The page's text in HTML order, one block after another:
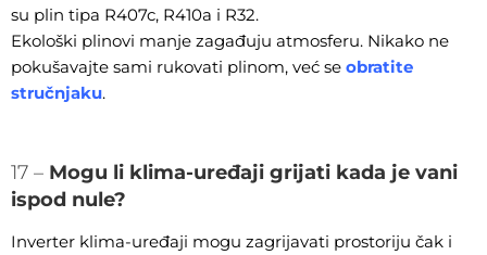
su plin tipa R407c, R410a i R32.
Ekološki plinovi manje zagađuju atmosferu. Nikako ne
pokušavajte sami rukovati plinom, već se obratite
stručnjaku.
17 – Mogu li klima-uređaji grijati kada je vani
ispod nule?
Inverter klima-uređaji mogu zagrijavati prostoriju čak i